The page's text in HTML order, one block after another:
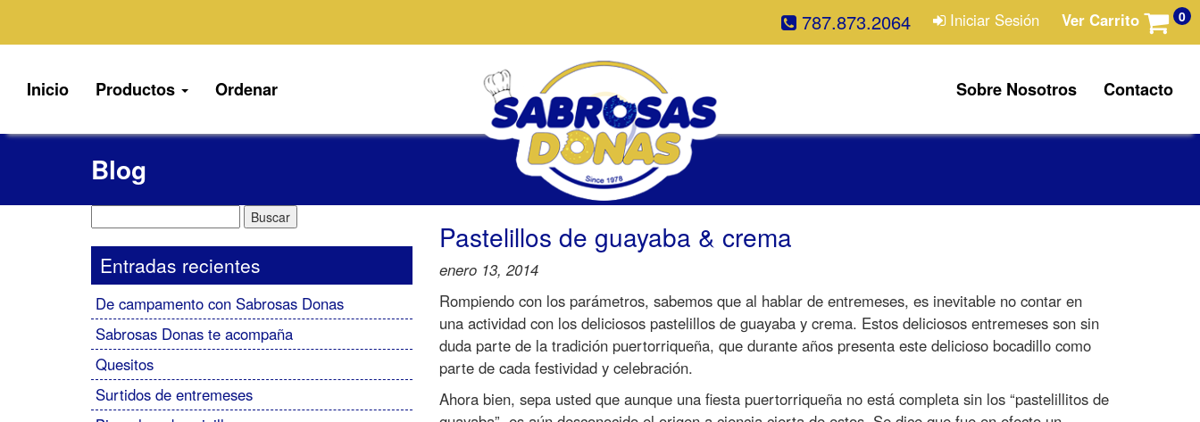
787.873.2064 Iniciar Sesión Ver Carrito 0
Inicio Productos Ordenar Sobre Nosotros Contacto
Blog
Entradas recientes
De campamento con Sabrosas Donas
Sabrosas Donas te acompaña
Quesitos
Surtidos de entremeses
Pastelillos de guayaba & crema
enero 13, 2014
Rompiendo con los parámetros, sabemos que al hablar de entremeses, es inevitable no contar en
una actividad con los deliciosos pastelillos de guayaba y crema. Estos deliciosos entremeses son sin
duda parte de la tradición puertorriqueña, que durante años presenta este delicioso bocadillo como
parte de cada festividad y celebración.
Ahora bien, sepa usted que aunque una fiesta puertorriqueña no está completa sin los “pastelillitos de